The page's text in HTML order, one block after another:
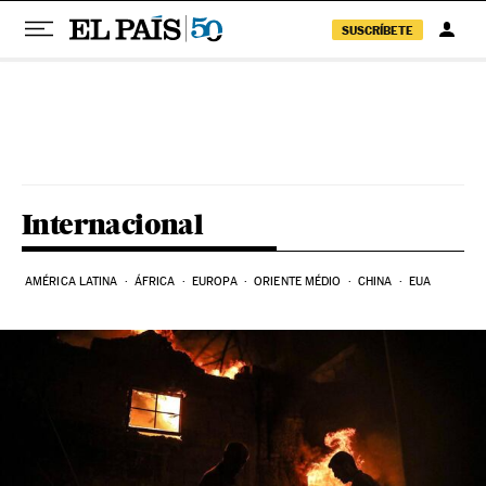
SUSCRÍBETE
Internacional
AMÉRICA LATINA ÁFRICA EUROPA ORIENTE MÉDIO CHINA EUA